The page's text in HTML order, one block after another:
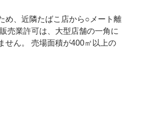
、 近隣たばこ店から○メート離
売業許可は、大型店舗の一角に
せん。 売場面積が400㎡以上の